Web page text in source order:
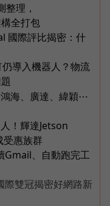
理，
全打包
國際評比揭密：什
導入機器人？物流
海、廣達、緯穎⋯
！輝達Jetson
受惠族群
Gmail、自動跑完工
際雙冠揭密好網路新